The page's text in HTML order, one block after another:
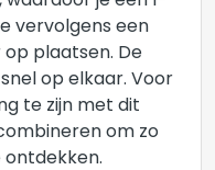
vervolgens een
op plaatsen. De
op elkaar. Voor
te zijn met dit
om zo